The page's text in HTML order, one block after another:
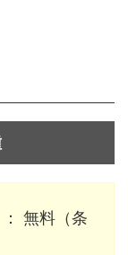
： 無料（条